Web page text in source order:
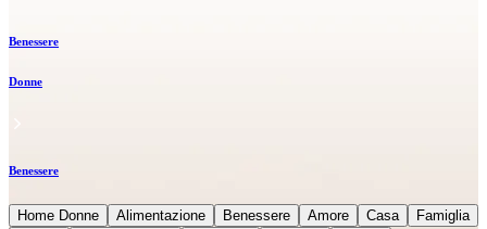
Benessere
Donne
Benessere
Home Donne Alimentazione Benessere Amore Casa
Famiglia